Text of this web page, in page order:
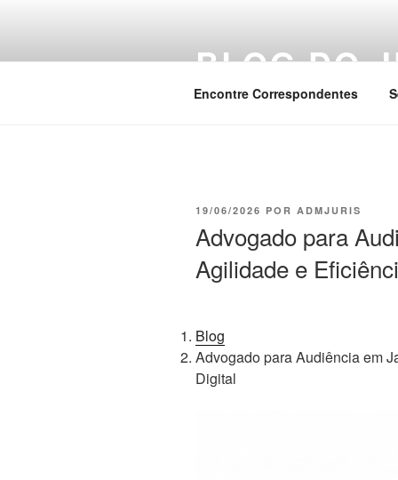
BLOG DO
Encontre Correspondentes
PUBLICADO
19/06/2026 POR ADMJURIS
Advogado para
Agilidade e
Blog
Advogado para Audiência em
Digital